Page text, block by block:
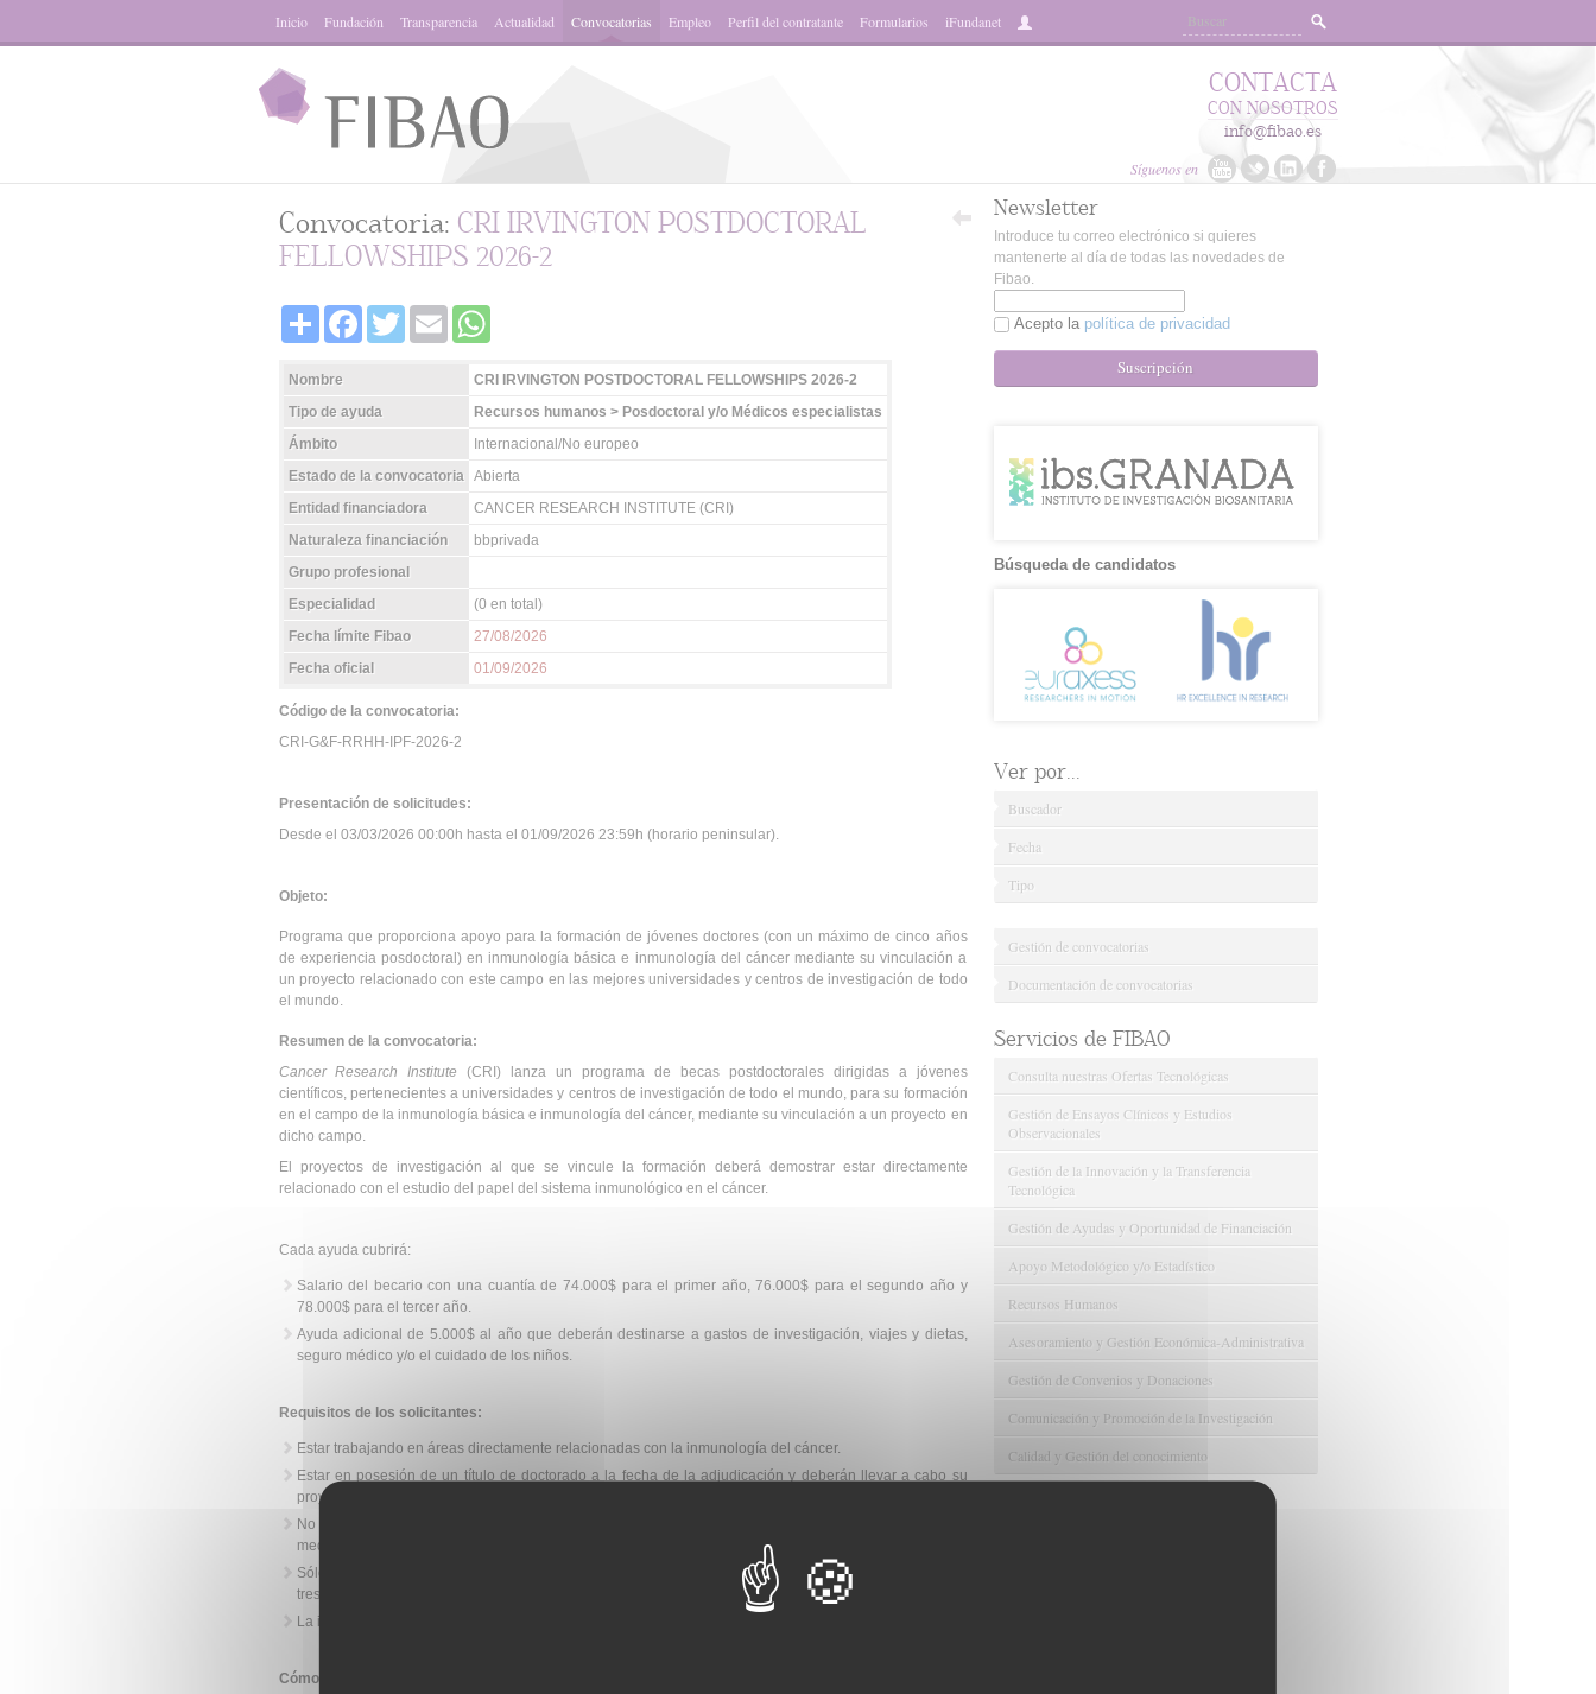
Inicio Fundación Transparencia Actualidad Convocatorias Empleo Perfil del contratante Formularios iFundanet
Síguenos en
CONTACTA
CON NOSOTROS
info@fibao.es
Convocatoria: CRI IRVINGTON POSTDOCTORAL
FELLOWSHIPS 2026-2
Share FacebookTwitter Email
Nombre
CRI IRVINGTON POSTDOCTORAL FELLOWSHIPS 2026-2
Tipo de ayuda
Recursos humanos > Posdoctoral y/o Médicos especialistas
Ámbito
Internacional/No europeo
Estado de la convocatoria
Abierta
Entidad financiadora
CANCER RESEARCH INSTITUTE (CRI)
Naturaleza financiación
bbprivada
Grupo profesional
Especialidad
(0 en total)
Fecha límite Fibao
27/08/2026
Fecha oficial
01/09/2026
Código de la convocatoria:
CRI-G&F-RRHH-IPF-2026-2
Presentación de solicitudes:
Desde el 03/03/2026 00:00h hasta el 01/09/2026 23:59h (horario peninsular).
Objeto:
Programa que proporciona apoyo para la formación de jóvenes doctores (con un máximo de cinco años
de experiencia posdoctoral) en inmunología básica e inmunología del cáncer mediante su vinculación a
un proyecto relacionado con este campo en las mejores universidades y centros de investigación de todo
el mundo.
Resumen de la convocatoria:
Cancer Research Institute (CRI) lanza un programa de becas postdoctorales dirigidas a jóvenes
científicos, pertenecientes a universidades y centros de investigación de todo el mundo, para su formación
en el campo de la inmunología básica e inmunología del cáncer, mediante su vinculación a un proyecto en
dicho campo.
El proyectos de investigación al que se vincule la formación deberá demostrar estar directamente
relacionado con el estudio del papel del sistema inmunológico en el cáncer.
Cada ayuda cubrirá:
Salario del becario con una cuantía de 74.000$ para el primer año, 76.000$ para el segundo año y
78.000$ para el tercer año.
Ayuda adicional de 5.000$ al año que deberán destinarse a gastos de investigación, viajes y dietas,
seguro médico y/o el cuidado de los niños.
Requisitos de los solicitantes:
Estar trabajando en áreas directamente relacionadas con la inmunología del cáncer.
Estar en posesión de un título de doctorado a la fecha de la adjudicación y deberán llevar a cabo su
proyecto de investigación bajo la supervisión de un tutor que trabaje en la institución de acogida.
No tener más de cinco años de experiencia postdoctoral, a excepción de los solicitantes licenciados en
medicina que no deben incluir los años de residencia en este cálculo.
Sólo en circunstancias excepcionales se aceptarán solicitudes de investigadores que hayan pasado
tres, o más años, en la institución de acogida.
La institución de acogida deberá ser una institución sin ánimo de lucro, de cualquier país.
Cómo se solicita:
Newsletter
Introduce tu correo electrónico si quieres
mantenerte al día de todas las novedades de
Fibao.
Acepto la política de privacidad
Suscripción
Búsqueda de candidatos
Ver por...
Buscador
Fecha
Tipo
Gestión de convocatorias
Documentación de convocatorias
Servicios de FIBAO
Consulta nuestras Ofertas Tecnológicas
Gestión de Ensayos Clínicos y Estudios
Observacionales
Gestión de la Innovación y la Transferencia
Tecnológica
Gestión de Ayudas y Oportunidad de Financiación
Apoyo Metodológico y/o Estadístico
Recursos Humanos
Asesoramiento y Gestión Económica-Administrativa
Gestión de Convenios y Donaciones
Comunicación y Promoción de la Investigación
Calidad y Gestión del conocimiento